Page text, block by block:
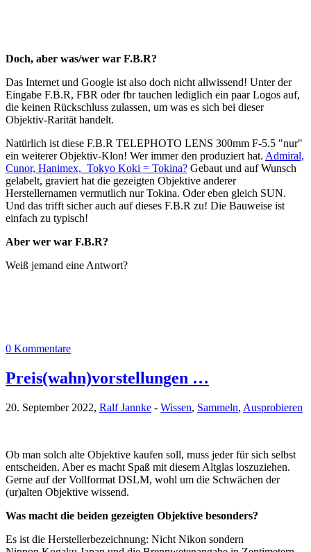
Doch, aber was/wer war F.B.R?
Das Internet und Google ist also doch nicht allwissend! Unter der
Eingabe F.B.R, FBR oder fbr tauchen lediglich ein paar Logos auf,
die keinen Rückschluss zulassen, um was es sich bei dieser
Objektiv-Rarität handelt.
Natürlich ist diese F.B.R TELEPHOTO LENS 300mm F-5.5 "nur"
ein weiterer Objektiv-Klon! Wer immer den produziert hat. Admiral,
Cunor, Hanimex, Tokyo Koki = Tokina? Gebaut und auf Wunsch
gelabelt, graviert hat die gezeigten Objektive anderer
Herstellernamen vermutlich nur Tokina. Oder eben gleich SUN.
Und das trifft sicher auch auf dieses F.B.R zu! Die Bauweise ist
einfach zu typisch!
Aber wer war F.B.R?
Weiß jemand eine Antwort?
0 Kommentare
Preis(wahn)vorstellungen …
20. September 2022, Ralf Jannke - Wissen, Sammeln, Ausprobieren
Ob man solch alte Objektive kaufen soll, muss jeder für sich selbst
entscheiden. Aber es macht Spaß mit diesem Altglas loszuziehen.
Gerne auf der Vollformat DSLM, wohl um die Schwächen der
(ur)alten Objektive wissend.
Was macht die beiden gezeigten Objektive besonders?
Es ist die Herstellerbezeichnung: Nicht Nikon sondern